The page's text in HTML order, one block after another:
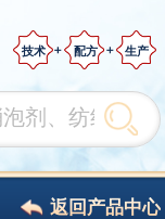
技术 配方 生产
返回产品中心